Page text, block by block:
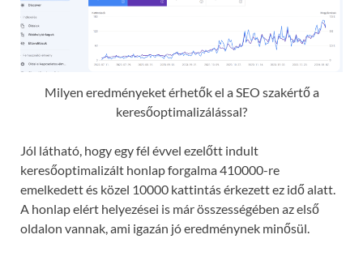
Milyen eredményeket érhetők el a SEO szakértő a
keresőoptimalizálással?
Jól látható, hogy egy fél évvel ezelőtt indult
keresőoptimalizált honlap forgalma 410000-re
emelkedett és közel 10000 kattintás érkezett ez idő alatt.
A honlap elért helyezései is már összességében az első
oldalon vannak, ami igazán jó eredménynek minősül.